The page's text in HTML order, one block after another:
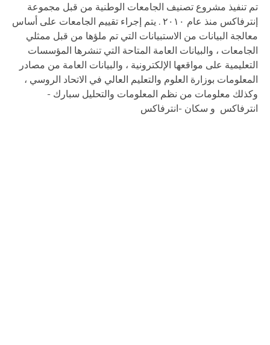
تم تنفيذ مشروع تصنيف الجامعات الوطنية من قبل مجموعة
إنترفاكس منذ عام ٢٠١٠ . يتم إجراء تقييم الجامعات على أساس
معالجة البيانات من الاستبيانات التي تم ملؤها من قبل ممثلي
الجامعات ، والبيانات العامة المتاحة التي تنشرها المؤسسات
التعليمية على مواقعها الإلكترونية ، والبيانات العامة من مصادر
المعلومات بوزارة العلوم والتعليم العالي في الاتحاد الروسي ،
وكذلك معلومات من نظم المعلومات والتحليل سبارك -
انترفاكس و سكان -انترفاكس